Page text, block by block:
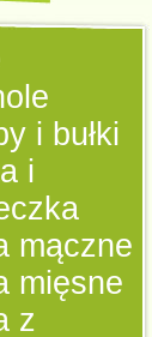
i bułki
i
mączne
mięsne
z